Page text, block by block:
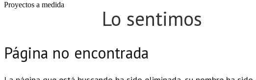
Proyectos a medida
Lo sentimos
Página no encontrada